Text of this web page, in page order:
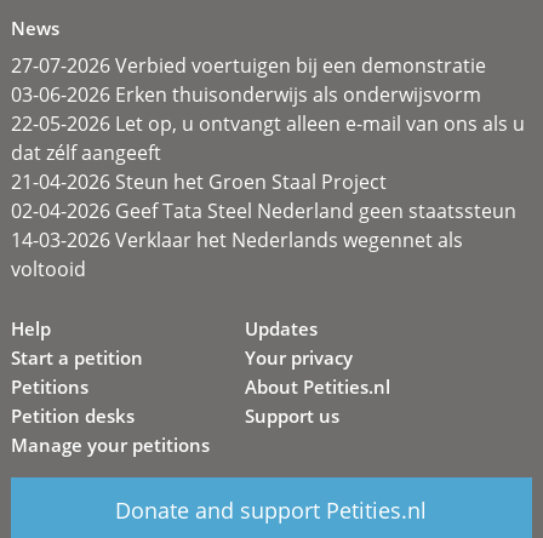
News
27-07-2026 Verbied voertuigen bij een demonstratie
03-06-2026 Erken thuisonderwijs als onderwijsvorm
22-05-2026 Let op, u ontvangt alleen e-mail van ons als u
dat zélf aangeeft
21-04-2026 Steun het Groen Staal Project
02-04-2026 Geef Tata Steel Nederland geen staatssteun
14-03-2026 Verklaar het Nederlands wegennet als
voltooid
Help
Start a petition
Petitions
Petition desks
Manage your petitions
Updates
Your privacy
About Petities.nl
Support us
Donate and support Petities.nl